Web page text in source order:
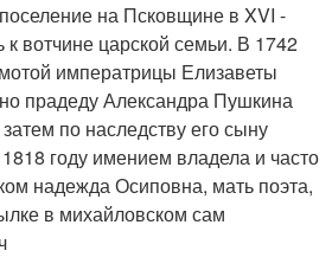
на Псковщине в XVI -
к вотчине царской семьи. В 1742
императрицы Елизаветы
прадеду Александра Пушкина
по наследству его сыну
году имением владела и часто
надежда Осиповна, мать поэта,
в михайловском сам